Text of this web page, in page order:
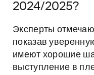
2024/2025?
Эксперты
показав
имеют хорошие
выступление в